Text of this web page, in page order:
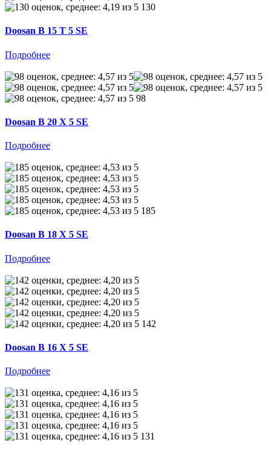
130
Doosan B 15 T 5 SE
Подробнее
98
Doosan B 20 X 5 SE
Подробнее
185
Doosan B 18 X 5 SE
Подробнее
142
Doosan B 16 X 5 SE
Подробнее
131